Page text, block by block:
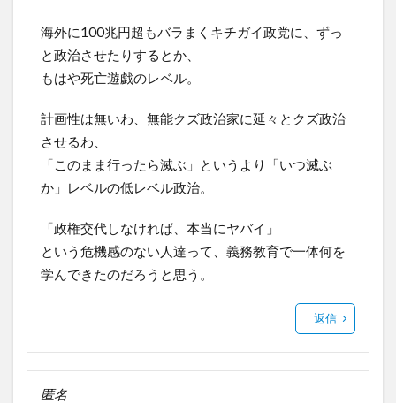
海外に100兆円超もバラまくキチガイ政党に、ずっ
と政治させたりするとか、
もはや死亡遊戯のレベル。
計画性は無いわ、無能クズ政治家に延々とクズ政治
させるわ、
「このまま行ったら滅ぶ」というより「いつ滅ぶ
か」レベルの低レベル政治。
「政権交代しなければ、本当にヤバイ」
という危機感のない人達って、義務教育で一体何を
学んできたのだろうと思う。
返信
匿名